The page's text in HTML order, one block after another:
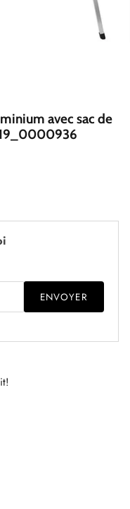
avec sac de
ENVOYER